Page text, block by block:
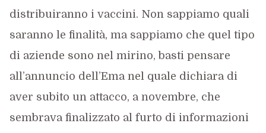
distribuiranno i vaccini. Non sappiamo quali
saranno le finalità, ma sappiamo che quel tipo
di aziende sono nel mirino, basti pensare
all’annuncio dell’Ema nel quale dichiara di
aver subito un attacco, a novembre, che
sembrava finalizzato al furto di informazioni